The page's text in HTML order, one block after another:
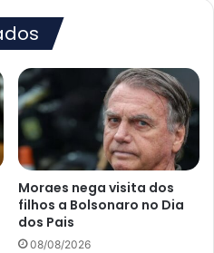
Moraes nega visita dos
filhos a Bolsonaro no Dia
dos Pais
08/08/2026